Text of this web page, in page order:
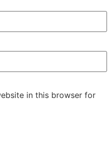
in this browser for